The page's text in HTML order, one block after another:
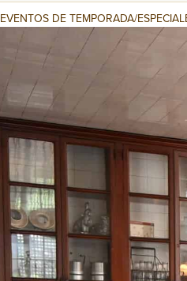
EVENTOS DE TEMPORADA/